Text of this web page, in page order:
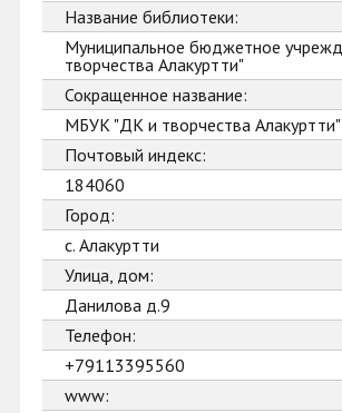
Название библиотеки:
Муниципальное бюджетное
творчества Алакуртти"
Сокращенное название:
МБУК "ДК и творчества Алакуртти"
Почтовый индекс:
184060
Город:
с. Алакуртти
Улица, дом:
Данилова д.9
Телефон:
+79113395560
www: